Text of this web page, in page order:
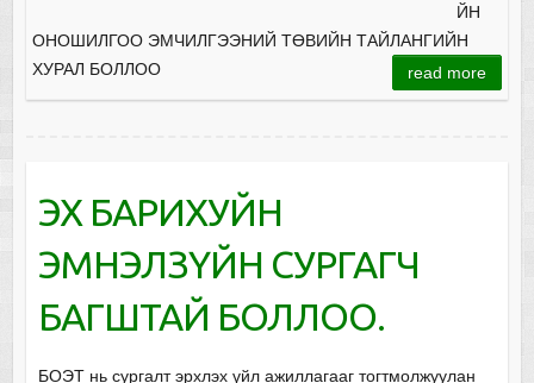
ЙН
ОНОШИЛГОО ЭМЧИЛГЭЭНИЙ ТӨВИЙН ТАЙЛАНГИЙН
ХУРАЛ БОЛЛОО
read more
ЭХ БАРИХУЙН
ЭМНЭЛЗҮЙН СУРГАГЧ
БАГШТАЙ БОЛЛОО.
БОЭТ нь сургалт эрхлэх үйл ажиллагааг тогтмолжуулан